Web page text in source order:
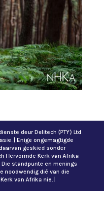
deur Delitech (PTY) Ltd
| Enige ongemagtigde
geskied sonder
Hervormde Kerk van Afrika
standpunte en menings
noodwendig dié van die
van Afrika nie. |